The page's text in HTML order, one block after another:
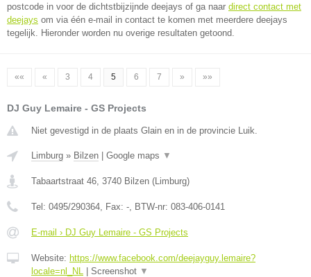
postcode in voor de dichtstbijzijnde deejays of ga naar direct contact met
deejays om via één e-mail in contact te komen met meerdere deejays
tegelijk. Hieronder worden nu overige resultaten getoond.
«« « 3 4 5 6 7 » »»
DJ Guy Lemaire - GS Projects
Niet gevestigd in de plaats Glain en in de provincie Luik.
Limburg » Bilzen Google maps ▼
Tabaartstraat 46, 3740 Bilzen (Limburg)
Tel: 0495/290364, Fax: -, BTW-nr: 083-406-0141
E-mail › DJ Guy Lemaire - GS Projects
Website: https://www.facebook.com/deejayguy.lemaire?
locale=nl_NL
Screenshot ▼